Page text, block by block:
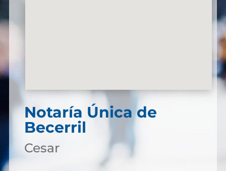
Notaría Única de
Becerril
Cesar